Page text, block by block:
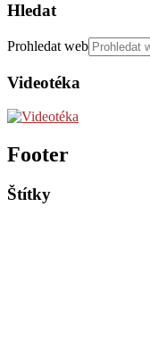
Hledat
Prohledat web
Videotéka
Footer
Štítky